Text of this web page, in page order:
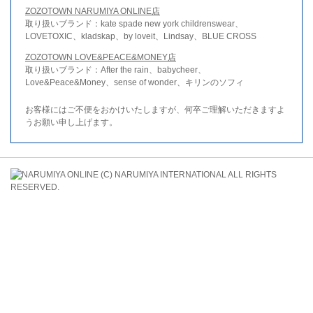
ZOZOTOWN NARUMIYA ONLINE店
取り扱いブランド：kate spade new york childrenswear、
LOVETOXIC、kladskap、by loveit、Lindsay、BLUE CROSS
ZOZOTOWN LOVE&PEACE&MONEY店
取り扱いブランド：After the rain、babycheer、
Love&Peace&Money、sense of wonder、キリンのソフィ
お客様にはご不便をおかけいたしますが、何卒ご理解いただきますよ
うお願い申し上げます。